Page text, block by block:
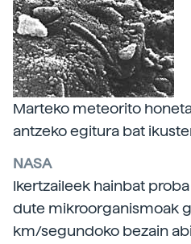
Marteko meteorito
antzeko egitura bat
NASA
Ikertzaileek hainbat
dute mikroorganismoak
km/segundoko bezain